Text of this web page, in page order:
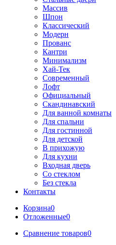
Массив
Шпон
Классический
Модерн
Прованс
Кантри
Минимализм
Хай-Тек
Современный
Лофт
Официальный
Скандинавский
Для ванной комнаты
Для спальни
Для гостинной
Для детской
В прихожую
Для кухни
Входная дверь
Со стеклом
Без стекла
Контакты
Корзина0
Отложенные0
Сравнение товаров0